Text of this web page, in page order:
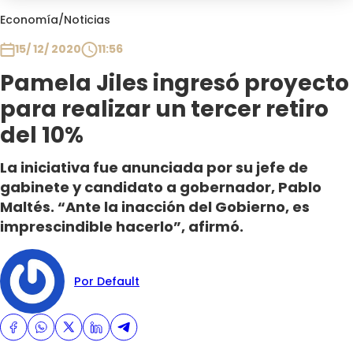
Economía/Noticias
15/ 12/ 2020
11:56
Pamela Jiles ingresó proyecto
para realizar un tercer retiro
del 10%
La iniciativa fue anunciada por su jefe de
gabinete y candidato a gobernador, Pablo
Maltés. “Ante la inacción del Gobierno, es
imprescindible hacerlo”, afirmó.
Por Default
Club De La Comedia
Plan Perfecto
El Tiempo
Sabingo
Todos Los Programas